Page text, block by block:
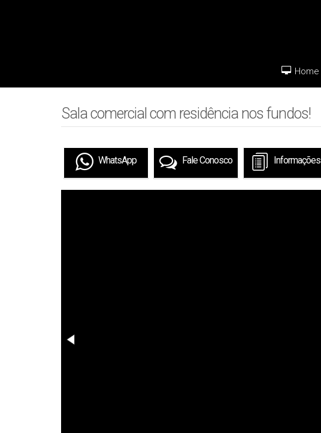
Home
Sala comercial com residência nos fundos!
WhatsApp Fale Conosco Informações